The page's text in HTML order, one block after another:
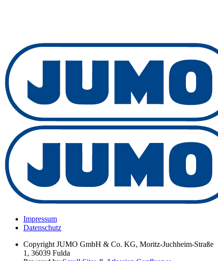
Impressum
Datenschutz
Copyright JUMO GmbH & Co. KG, Moritz-Juchheim-Straße
1, 36039 Fulda